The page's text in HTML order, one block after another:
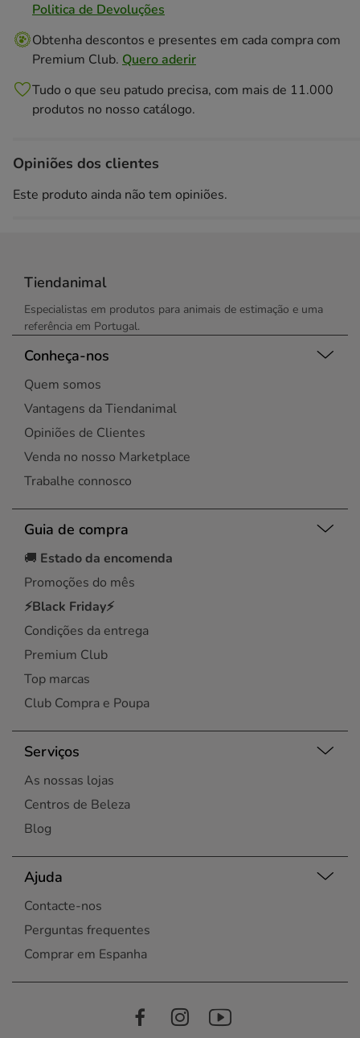
Politica de Devoluções
Obtenha descontos e presentes em cada compra com
Premium Club. Quero aderir
Tudo o que seu patudo precisa, com mais de 11.000
produtos no nosso catálogo.
Opiniões dos clientes
Este produto ainda não tem opiniões.
Tiendanimal
Especialistas em produtos para animais de estimação e uma
referência em Portugal.
Conheça-nos
Quem somos
Vantagens da Tiendanimal
Opiniões de Clientes
Venda no nosso Marketplace
Trabalhe connosco
Guia de compra
🚚 Estado da encomenda
Promoções do mês
⚡Black Friday⚡
Condições da entrega
Premium Club
Top marcas
Club Compra e Poupa
Serviços
As nossas lojas
Centros de Beleza
Blog
Ajuda
Contacte-nos
Perguntas frequentes
Comprar em Espanha